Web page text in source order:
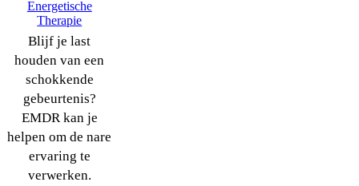
Blijf je last
houden van een
schokkende
gebeurtenis?
EMDR kan je
helpen om de nare
ervaring te
verwerken.